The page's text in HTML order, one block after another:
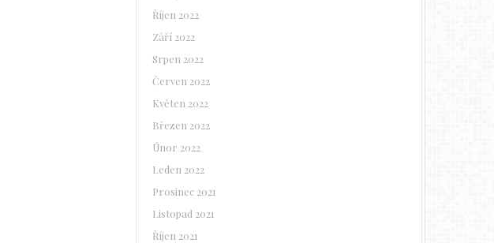
Říjen 2022
Září 2022
Srpen 2022
Červen 2022
Květen 2022
Březen 2022
Únor 2022
Leden 2022
Prosinec 2021
Listopad 2021
Říjen 2021